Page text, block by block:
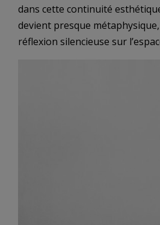
dans cette continuité
devient presque
réflexion silencieuse sur